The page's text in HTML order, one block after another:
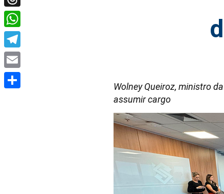
Wolney Queiroz, ministro da
assumir cargo
Threads
WhatsApp
Telegram
Email